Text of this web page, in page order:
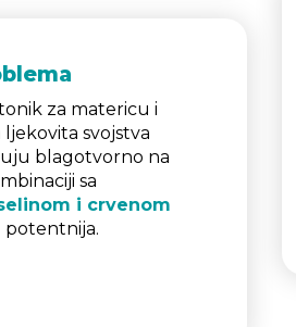
za matericu i
svojstva
blagotvorno na
sa
i crvenom
potentnija.